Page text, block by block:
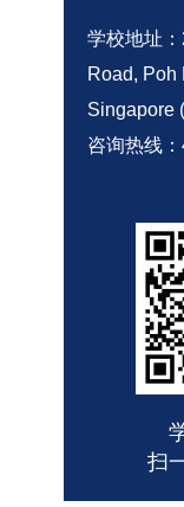
学校地址
Road, Poh
Singapore
咨询热线：
扫